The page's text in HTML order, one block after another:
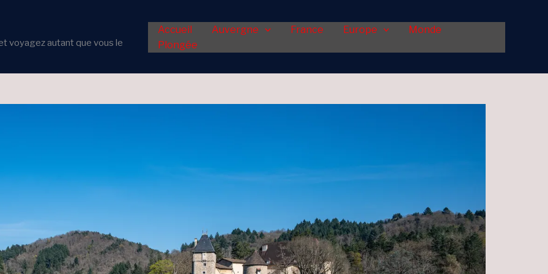
voyagez autant que vous le
Accueil Auvergne France Europe
Monde
Plongée